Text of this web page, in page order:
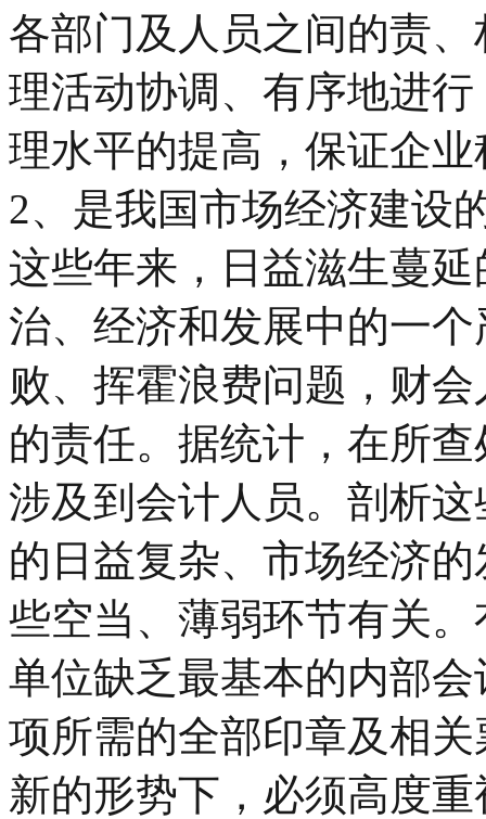
各部门及人员之间的责
理活动协调、有序地进
理水平的提高，保证企
2、是我国市场经济建设
这些年来，日益滋生蔓
治、经济和发展中的一
败、挥霍浪费问题，财
的责任。据统计，在所
涉及到会计人员。剖析
的日益复杂、市场经济
些空当、薄弱环节有关
单位缺乏最基本的内部
项所需的全部印章及相
新的形势下，必须高度